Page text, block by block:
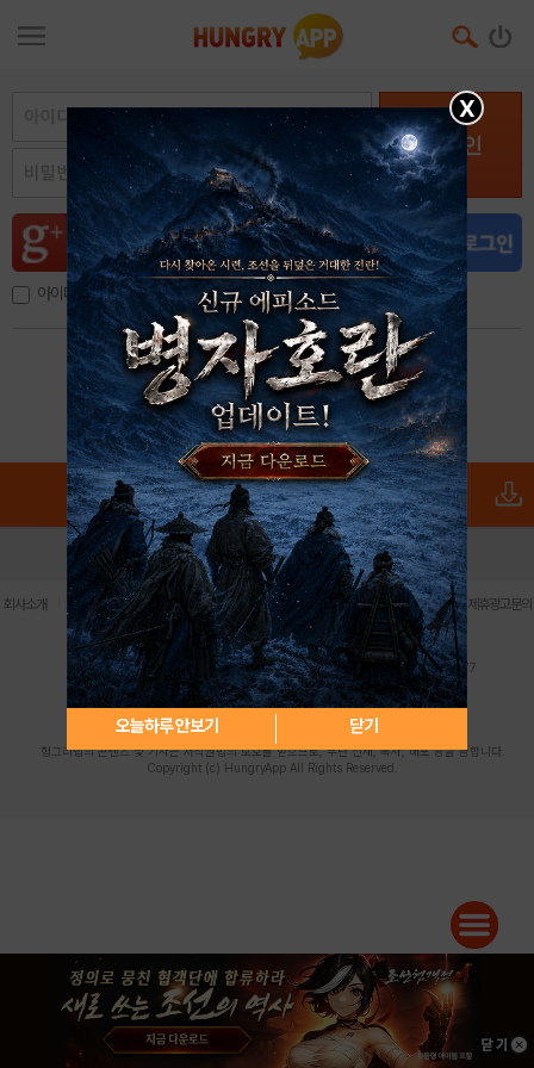
로그인
아이디, 이메일 저장
아이디 / 비밀번호 찾기 회원가입
X
오늘하루 안보기 닫기
로그인 PC버전 전체앱
회사소개 이용약관 | 개인정보 처리방침 | 청소년 보호정책 | 불법촬영물 신고센터 | 제휴광고문의
사업자등록번호:119-86-61101 (주)스마트나우 대표이사:송현두
주소: 서울시 금천구 가산디지털1로 171 연락처:063-284-8635 팩스:02-6265-0377
청소년보호책임자:김동욱desk@hungryapp.co.kr
등록번호:서울아02322 | 등록일자:2016년4월25일
발행인:(주)스마트나우 송현두 | 편집인:김동욱
헝그리앱의 콘텐츠 및 기사는 저작권법의 보호를 받으므로, 무단 전재, 복사, 배포 등을 금합니다.
Copyright (c) HungryApp All Rights Reserved.